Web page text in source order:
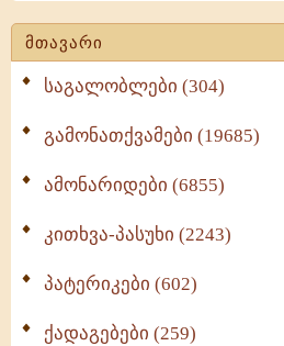
მთავარი
საგალობლები (304)
გამონათქვამები (19685)
ამონარიდები (6855)
კითხვა-პასუხი (2243)
პატერიკები (602)
ქადაგებები (259)